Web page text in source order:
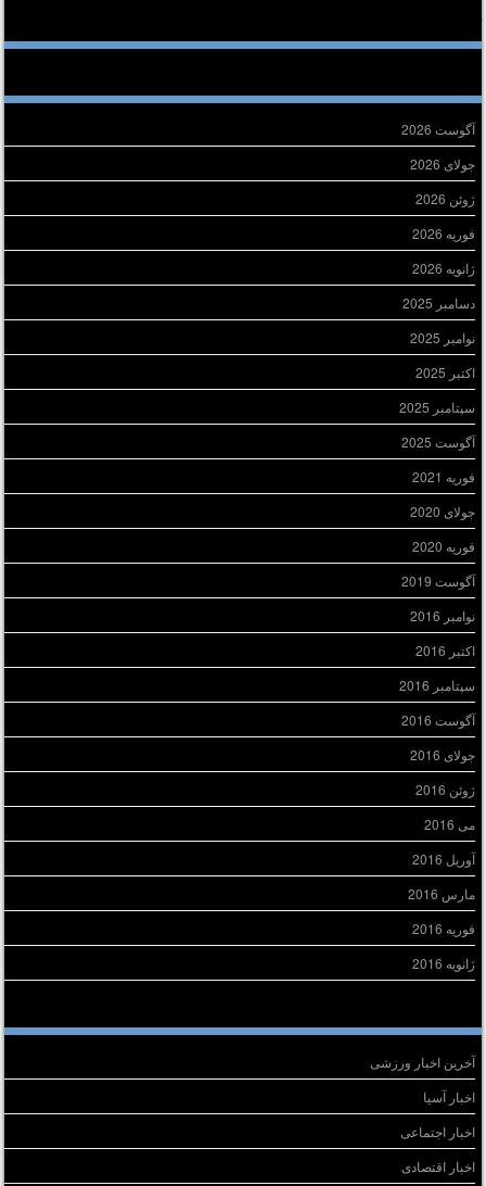
دیدگاه‌ها
آگوست 2026
جولای 2026
ژوئن 2026
فوریه 2026
ژانویه 2026
دسامبر 2025
نوامبر 2025
اکتبر 2025
سپتامبر 2025
آگوست 2025
فوریه 2021
جولای 2020
فوریه 2020
آگوست 2019
نوامبر 2016
اکتبر 2016
سپتامبر 2016
آگوست 2016
جولای 2016
ژوئن 2016
می 2016
آوریل 2016
مارس 2016
فوریه 2016
ژانویه 2016
آخرین اخبار ورزشی
اخبار آسیا
اخبار اجتماعی
اخبار اقتصادی